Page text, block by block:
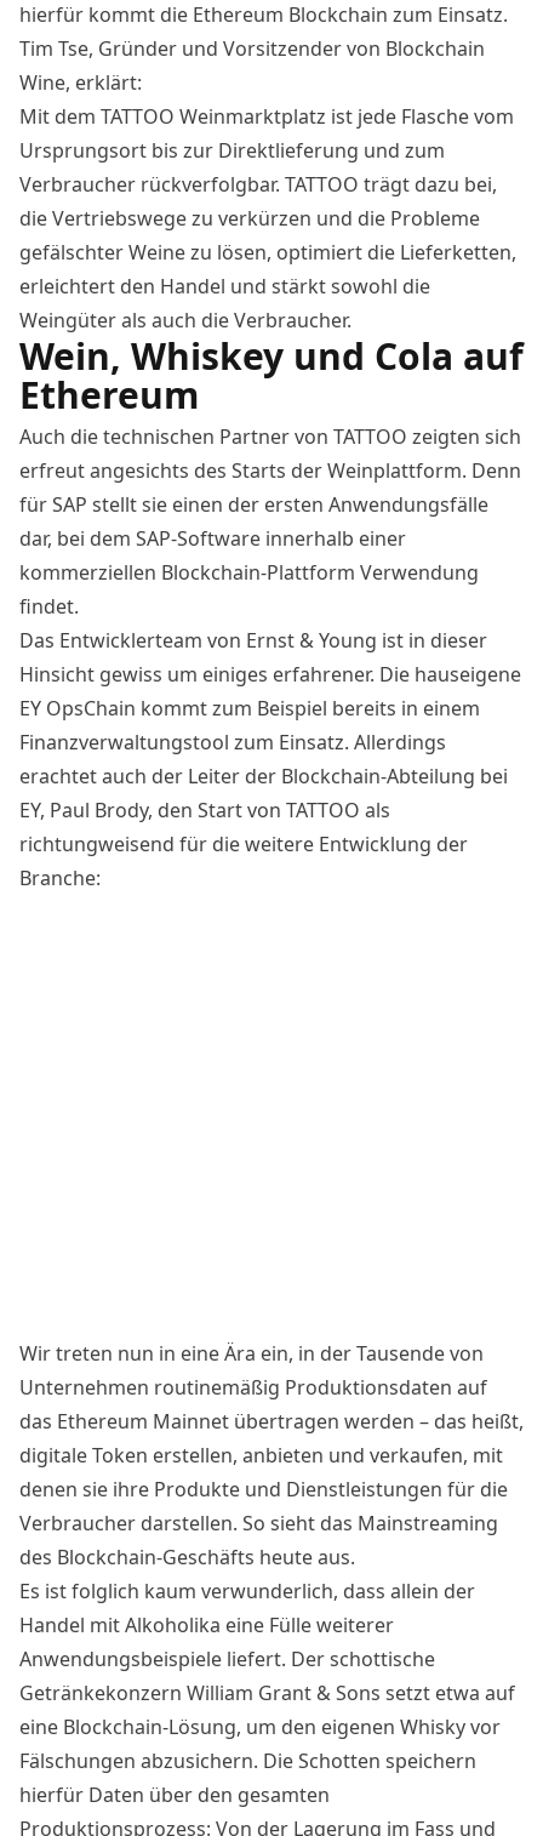
hierfür kommt die Ethereum Blockchain zum Einsatz.
Tim Tse, Gründer und Vorsitzender von Blockchain
Wine, erklärt:
Mit dem TATTOO Weinmarktplatz ist jede Flasche vom
Ursprungsort bis zur Direktlieferung und zum
Verbraucher rückverfolgbar. TATTOO trägt dazu bei,
die Vertriebswege zu verkürzen und die Probleme
gefälschter Weine zu lösen, optimiert die Lieferketten,
erleichtert den Handel und stärkt sowohl die
Weingüter als auch die Verbraucher.
Wein, Whiskey und Cola auf
Ethereum
Auch die technischen Partner von TATTOO zeigten sich
erfreut angesichts des Starts der Weinplattform. Denn
für SAP stellt sie einen der ersten Anwendungsfälle
dar, bei dem SAP-Software innerhalb einer
kommerziellen Blockchain-Plattform Verwendung
findet.
Das Entwicklerteam von Ernst & Young ist in dieser
Hinsicht gewiss um einiges erfahrener. Die hauseigene
EY OpsChain kommt zum Beispiel bereits in einem
Finanzverwaltungstool zum Einsatz. Allerdings
erachtet auch der Leiter der Blockchain-Abteilung bei
EY, Paul Brody, den Start von TATTOO als
richtungweisend für die weitere Entwicklung der
Branche:
Wir treten nun in eine Ära ein, in der Tausende von
Unternehmen routinemäßig Produktionsdaten auf
das Ethereum Mainnet übertragen werden – das heißt,
digitale Token erstellen, anbieten und verkaufen, mit
denen sie ihre Produkte und Dienstleistungen für die
Verbraucher darstellen. So sieht das Mainstreaming
des Blockchain-Geschäfts heute aus.
Es ist folglich kaum verwunderlich, dass allein der
Handel mit Alkoholika eine Fülle weiterer
Anwendungsbeispiele liefert. Der schottische
Getränkekonzern William Grant & Sons setzt etwa auf
eine Blockchain-Lösung, um den eigenen Whisky vor
Fälschungen abzusichern. Die Schotten speichern
hierfür Daten über den gesamten
Produktionsprozess: Von der Lagerung im Fass und